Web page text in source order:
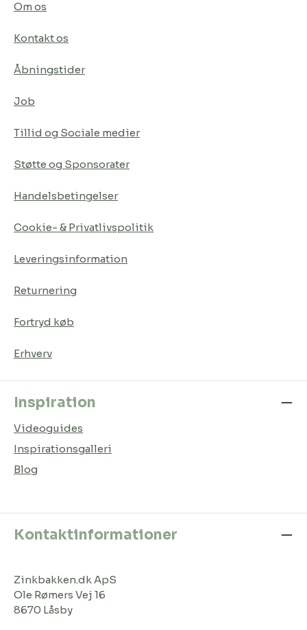
Om os
Kontakt os
Åbningstider
Job
Tillid og Sociale medier
Støtte og Sponsorater
Handelsbetingelser
Cookie- & Privatlivspolitik
Leveringsinformation
Returnering
Fortryd køb
Erhverv
Inspiration
Videoguides
Inspirationsgalleri
Blog
Kontaktinformationer
Zinkbakken.dk ApS
Ole Rømers Vej 16
8670 Låsby